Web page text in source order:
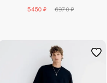
5450 ₽ 6970 ₽